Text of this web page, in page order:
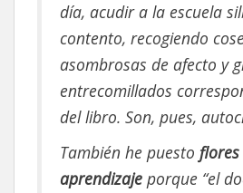
día, acudir a la escuela
contento, recogiendo
asombrosas de afecto y
entrecomillados
del libro. Son, pues,
También he puesto
aprendizaje porque “el